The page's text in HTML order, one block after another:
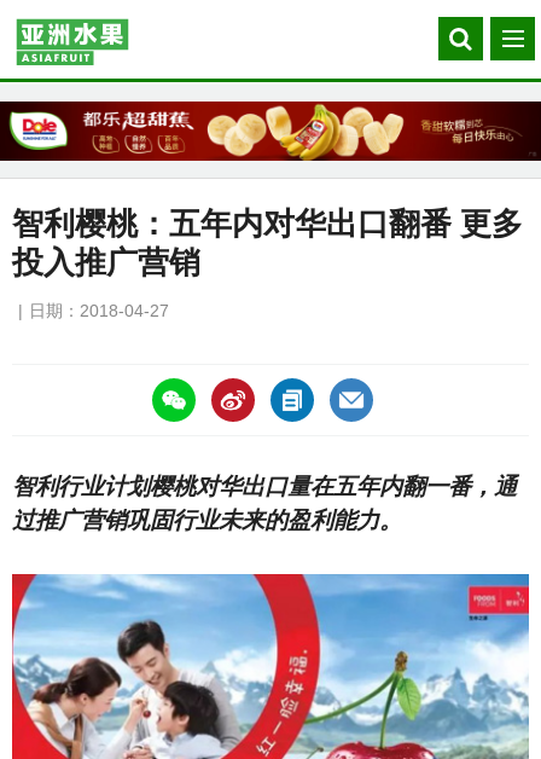
Search
our
菜
单
智利樱桃：五年内对华出口翻番 更多
投入推广营销
日期：2018-04-27
https://asiafruitchina.net/16883.html
智利行业计划樱桃对华出口量在五年内翻一番，通
过推广营销巩固行业未来的盈利能力。